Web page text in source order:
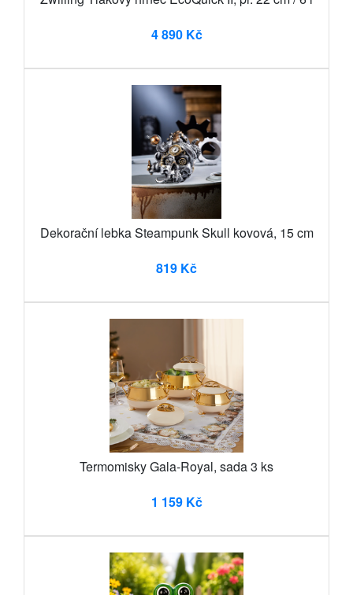
4 890 Kč
Dekorační lebka Steampunk Skull kovová, 15 cm
819 Kč
Termomisky Gala-Royal, sada 3 ks
1 159 Kč